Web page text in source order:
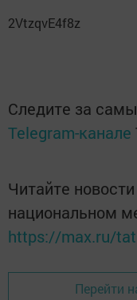
2VtzqvE4f8z
Следите за
Telegram-канале
Читайте
национальном
https://max.ru/
Перейти